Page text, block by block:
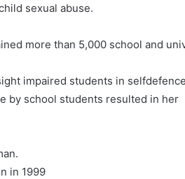
sexual abuse.
more than 5,000 school and
impaired students in
by school students resulted in her
in 1999